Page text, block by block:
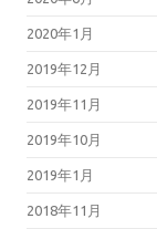
2020年1月
2019年12月
2019年11月
2019年10月
2019年1月
2018年11月